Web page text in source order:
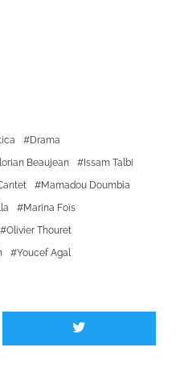
Drama
Beaujean
Issam Talbi
Mamadou Doumbia
Marina Foïs
Olivier Thouret
Youcef Agal